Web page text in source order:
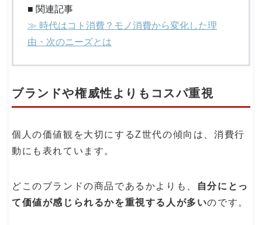
■ 関連記事
≫ 時代はコト消費？モノ消費から変化した理
由・次のニーズとは
ブランドや権威性よりもコスパ重視
個人の価値観を大切にするZ世代の傾向は、消費行
動にも表れています。
どこのブランドの商品であるかよりも、
自分にとっ
て価値が感じられるかを重視する人が多いのです。